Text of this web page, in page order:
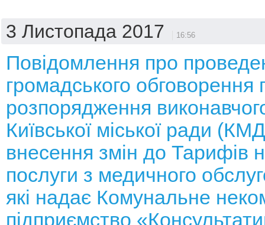
3 Листопада 2017 16:56
Повідомлення про
громадського обговорення
розпорядження
Київської міської ради
внесення змін до Тарифів
послуги з медичного
які надає Комунальне
підприємство